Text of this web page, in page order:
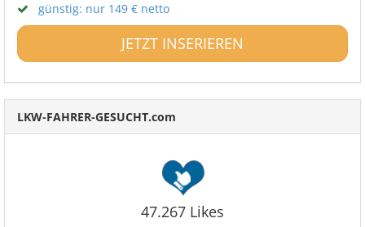
günstig: nur 149 € netto
JETZT INSERIEREN
LKW-FAHRER-GESUCHT.com
47.267 Likes